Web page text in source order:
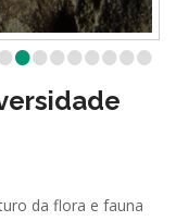
••••••••
da flora e fauna